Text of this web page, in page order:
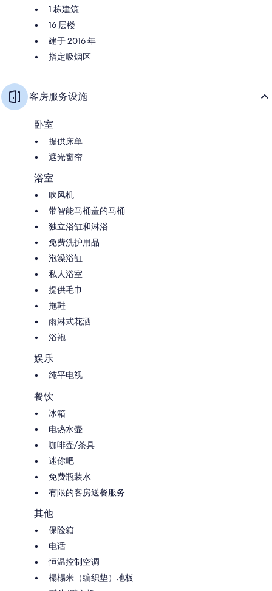
1 栋建筑
16 层楼
建于 2016 年
指定吸烟区
客房服务设施
卧室
提供床单
遮光窗帘
浴室
吹风机
带智能马桶盖的马桶
独立浴缸和淋浴
免费洗护用品
泡澡浴缸
私人浴室
提供毛巾
拖鞋
雨淋式花洒
浴袍
娱乐
纯平电视
餐饮
冰箱
电热水壶
咖啡壶/茶具
迷你吧
免费瓶装水
有限的客房送餐服务
其他
保险箱
电话
恒温控制空调
榻榻米（编织垫）地板